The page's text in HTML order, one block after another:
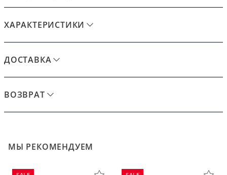
ХАРАКТЕРИСТИКИ
ДОСТАВКА
ВОЗВРАТ
МЫ РЕКОМЕНДУЕМ